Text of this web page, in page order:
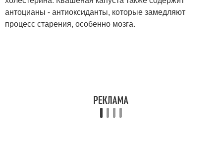
антоцианы - антиоксиданты, которые замедляют
процесс старения, особенно мозга.